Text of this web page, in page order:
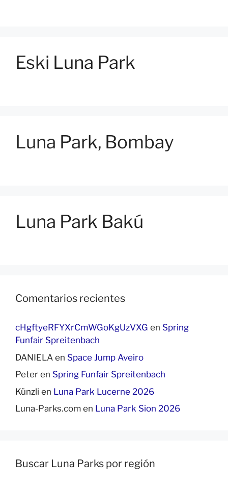
Eski Luna Park
Luna Park, Bombay
Luna Park Bakú
Comentarios recientes
cHgftyeRFYXrCmWGoKgUzVXG en Spring
Funfair Spreitenbach
DANIELA en Space Jump Aveiro
Peter en Spring Funfair Spreitenbach
Künzli en Luna Park Lucerne 2026
Luna-Parks.com en Luna Park Sion 2026
Buscar Luna Parks por región